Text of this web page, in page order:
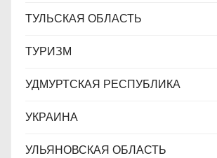
ТУЛЬСКАЯ ОБЛАСТЬ
ТУРИЗМ
УДМУРТСКАЯ РЕСПУБЛИКА
УКРАИНА
УЛЬЯНОВСКАЯ ОБЛАСТЬ